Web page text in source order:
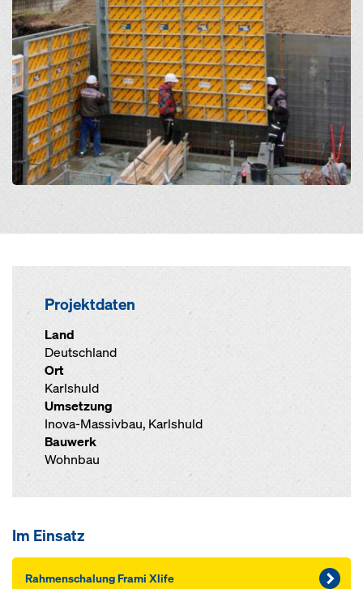
Projektdaten
Land
Deutschland
Ort
Karlshuld
Umsetzung
Inova-Massivbau, Karlshuld
Bauwerk
Wohnbau
Im Einsatz
Rahmen­schalung Frami Xlife